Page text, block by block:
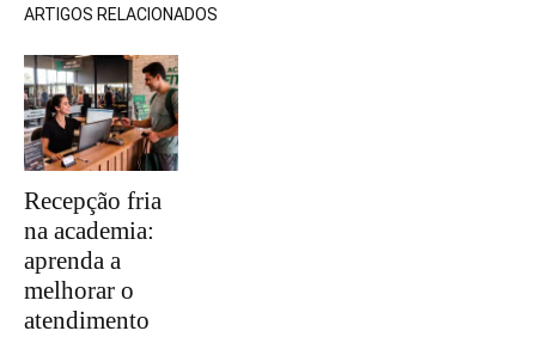
ARTIGOS RELACIONADOS
Recepção fria
na academia:
aprenda a
melhorar o
atendimento